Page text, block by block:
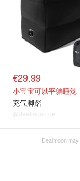
€29.99
小宝宝可以平躺睡觉
充气脚踏
@dealmoon.de
Dealmoon